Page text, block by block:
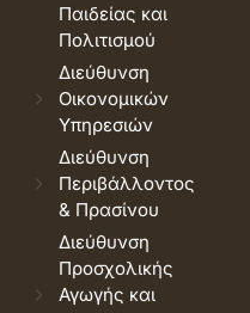
Παιδείας και
Πολιτισμού
Διεύθυνση
Οικονομικών
Υπηρεσιών
Διεύθυνση
Περιβάλλοντος
& Πρασίνου
Διεύθυνση
Προσχολικής
Αγωγής και